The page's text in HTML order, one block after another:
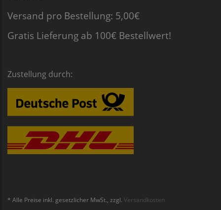
Versand pro Bestellung: 5,00€
Gratis Lieferung ab 100€ Bestellwert!
Zustellung durch:
* Alle Preise inkl. gesetzlicher MwSt., zzgl. Versandkosten